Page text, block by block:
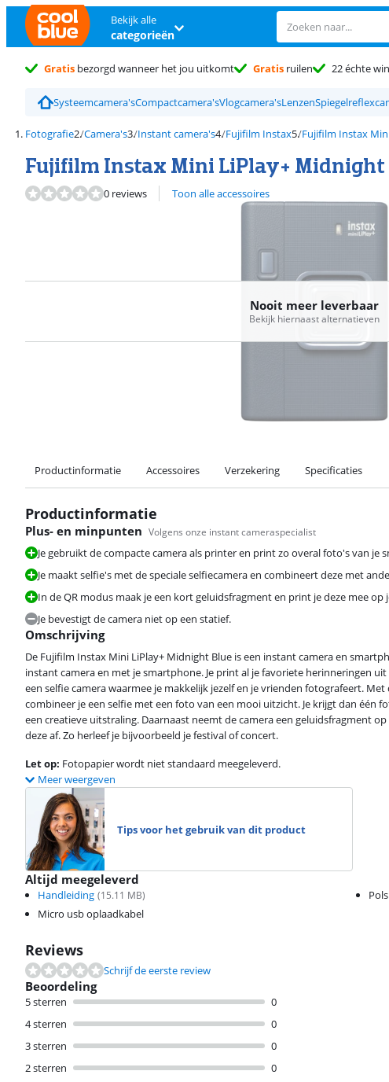
Bekijk alle
categorieën
Gratis bezorgd wanneer het jou uitkomt Gratis ruilen 22 échte
Systeemcamera'sCompactcamera'sVlogcamera'sLenzen
Fotografie Camera's Instant camera's Fujifilm Instax Fujifilm Instax
Fujifilm Instax Mini LiPlay+ Midnight
0 reviews Toon alle accessoires
Nooit meer leverbaar
Bekijk hiernaast alternatieven
Productinformatie Accessoires Verzekering Specificaties
Productinformatie
Plus- en minpunten Volgens onze instant cameraspecialist
Je gebruikt de compacte camera als printer en print zo overal foto's van je
Je maakt selfie's met de speciale selfiecamera en combineert deze met
In de QR modus maak je een kort geluidsfragment en print je deze mee op
Je bevestigt de camera niet op een statief.
Omschrijving
De Fujifilm Instax Mini LiPlay+ Midnight Blue is een instant camera en
instant camera en met je smartphone. Je print al je favoriete herinneringen
een selfie camera waarmee je makkelijk jezelf en je vrienden fotografeert.
combineer je een selfie met een foto van een mooi uitzicht. Je krijgt dan één
een creatieve uitstraling. Daarnaast neemt de camera een geluidsfragment
deze af. Zo herleef je bijvoorbeeld je festival of concert.
Let op: Fotopapier wordt niet standaard meegeleverd.
Meer weergeven
Tips voor het gebruik van dit product
Altijd meegeleverd
Handleiding (15.11 MB)
Micro usb oplaadkabel
Reviews
Schrijf de eerste review
Beoordeling
5 sterren
0
4 sterren
0
3 sterren
0
2 sterren
0